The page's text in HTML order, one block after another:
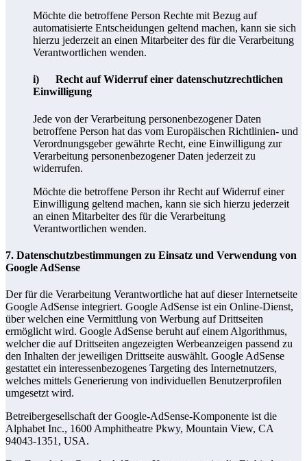
Möchte die betroffene Person Rechte mit Bezug auf
automatisierte Entscheidungen geltend machen, kann sie sich
hierzu jederzeit an einen Mitarbeiter des für die Verarbeitung
Verantwortlichen wenden.
i) Recht auf Widerruf einer datenschutzrechtlichen
Einwilligung
Jede von der Verarbeitung personenbezogener Daten
betroffene Person hat das vom Europäischen Richtlinien- und
Verordnungsgeber gewährte Recht, eine Einwilligung zur
Verarbeitung personenbezogener Daten jederzeit zu
widerrufen.
Möchte die betroffene Person ihr Recht auf Widerruf einer
Einwilligung geltend machen, kann sie sich hierzu jederzeit
an einen Mitarbeiter des für die Verarbeitung
Verantwortlichen wenden.
7. Datenschutzbestimmungen zu Einsatz und Verwendung von
Google AdSense
Der für die Verarbeitung Verantwortliche hat auf dieser Internetseite
Google AdSense integriert. Google AdSense ist ein Online-Dienst,
über welchen eine Vermittlung von Werbung auf Drittseiten
ermöglicht wird. Google AdSense beruht auf einem Algorithmus,
welcher die auf Drittseiten angezeigten Werbeanzeigen passend zu
den Inhalten der jeweiligen Drittseite auswählt. Google AdSense
gestattet ein interessenbezogenes Targeting des Internetnutzers,
welches mittels Generierung von individuellen Benutzerprofilen
umgesetzt wird.
Betreibergesellschaft der Google-AdSense-Komponente ist die
Alphabet Inc., 1600 Amphitheatre Pkwy, Mountain View, CA
94043-1351, USA.